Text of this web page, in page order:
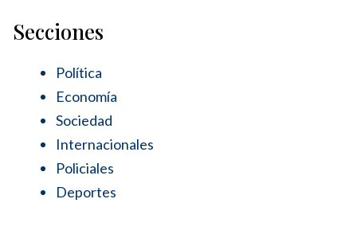
Secciones
Política
Economía
Sociedad
Internacionales
Policiales
Deportes